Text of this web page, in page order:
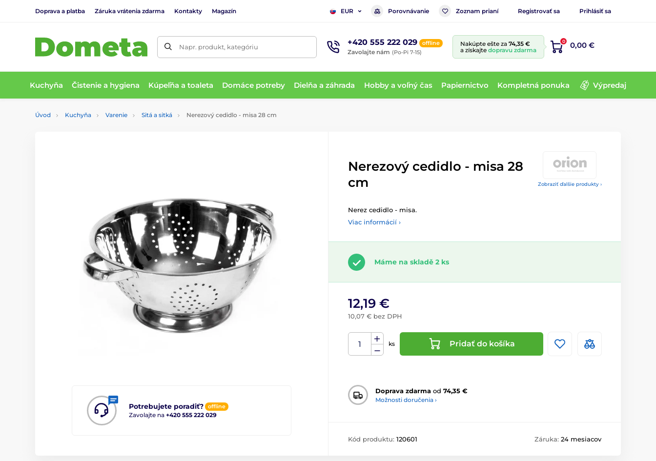
Doprava a platba Záruka vrátenia zdarma Kontakty Magazín EUR Porovnávanie Zoznam prianí Registrovať sa Prihlásiť sa
Napr. produkt, kategóriu +420 555 222 029 offline
Zavolajte nám (Po-Pi 7-15)
Nakúpte ešte za 74,35 €
a získajte dopravu zdarma
0 0,00 €
Kuchyňa Čistenie a hygiena Kúpeľňa a toaleta Domáce potreby Dielňa a záhrada Hobby a voľný čas Papiernictvo Kompletná ponuka Výpredaj
Úvod Kuchyňa Varenie Sitá a sitká Nerezový cedidlo - misa 28 cm
Zobraziť ďalšie produkty ›
Potrebujete poradiť? offline
Zavolajte na +420 555 222 029
Nerezový cedidlo - misa 28
cm
Nerez cedidlo - misa.
Viac informácií ›
Máme na skladě 2 ks
12,19 €
10,07 € bez DPH
ks Pridať do košíka
Doprava zdarma od 74,35 €
Možnosti doručenia ›
Kód produktu: 120601 Záruka: 24 mesiacov